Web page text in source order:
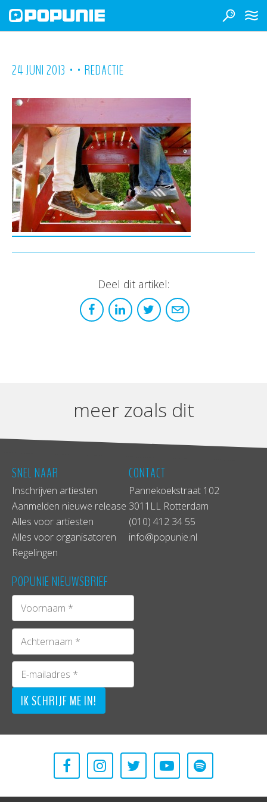
24 JUNI 2013 • • REDACTIE
Deel dit artikel:
meer zoals dit
SNEL NAAR
Inschrijven artiesten
Aanmelden nieuwe release
Alles voor artiesten
Alles voor organisatoren
Regelingen
CONTACT
Pannekoekstraat 102
3011LL Rotterdam
(010) 412 34 55
info@popunie.nl
POPUNIE NIEUWSBRIEF